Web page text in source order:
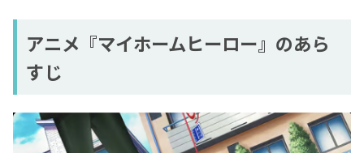
アニメ『マイホームヒーロー』のあら
すじ